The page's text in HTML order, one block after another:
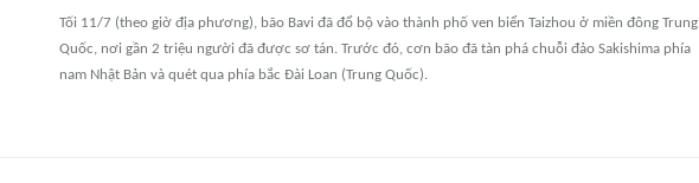
Tối 11/7 (theo giờ địa phương), bão Bavi đã đổ bộ vào thành phố ven biển Taizhou ở miền đông Trung
Quốc, nơi gần 2 triệu người đã được sơ tán. Trước đó, cơn bão đã tàn phá chuỗi đảo Sakishima phía
nam Nhật Bản và quét qua phía bắc Đài Loan (Trung Quốc).